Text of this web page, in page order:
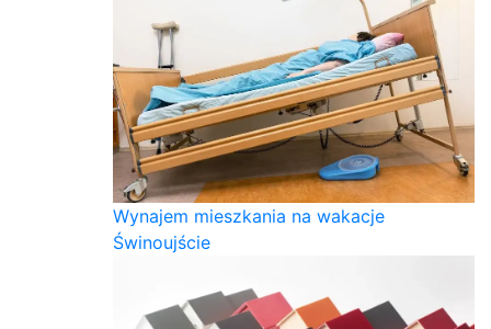
Wynajem mieszkania na wakacje
Świnoujście